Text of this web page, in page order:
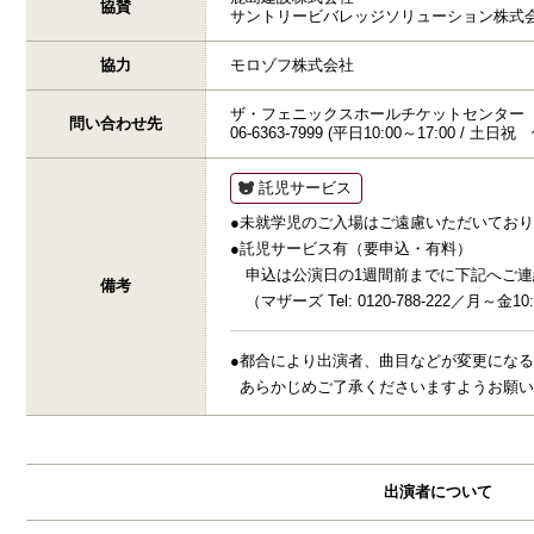
協賛
サントリービバレッジソリューション株式
協力 モロゾフ株式会社
問い合わせ先
ザ・フェニックスホールチケットセンター
06-6363-7999 (平日10:00～17:00 / 土日祝
備考
託児サービス
●未就学児のご入場はご遠慮いただいてお
●託児サービス有（要申込・有料）
申込は公演日の1週間前までに下記へご
（マザーズ Tel: 0120-788-222／月～金
●都合により出演者、曲目などが変更にな
あらかじめご了承くださいますようお
出演者について